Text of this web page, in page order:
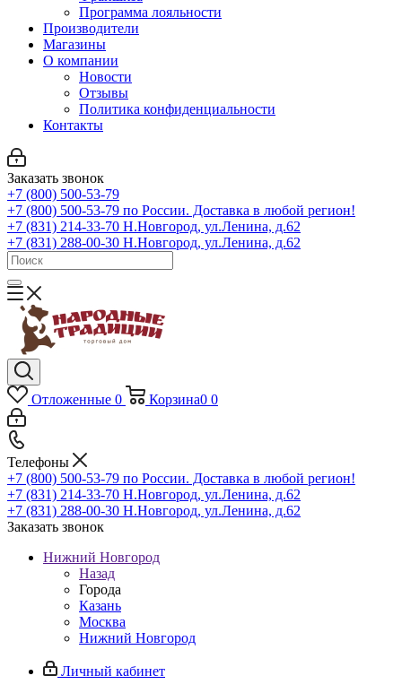
Программа лояльности
Производители
Магазины
О компании
Новости
Отзывы
Политика конфиденциальности
Контакты
Заказать звонок
+7 (800) 500-53-79
+7 (800) 500-53-79 по России. Доставка в любой регион!
+7 (831) 214-33-70 Н.Новгород, ул.Ленина, д.62
+7 (831) 288-00-30 Н.Новгород, ул.Ленина, д.62
Отложенные 0 Корзина0 0
Телефоны
+7 (800) 500-53-79 по России. Доставка в любой регион!
+7 (831) 214-33-70 Н.Новгород, ул.Ленина, д.62
+7 (831) 288-00-30 Н.Новгород, ул.Ленина, д.62
Заказать звонок
Нижний Новгород
Назад
Города
Казань
Москва
Нижний Новгород
Личный кабинет